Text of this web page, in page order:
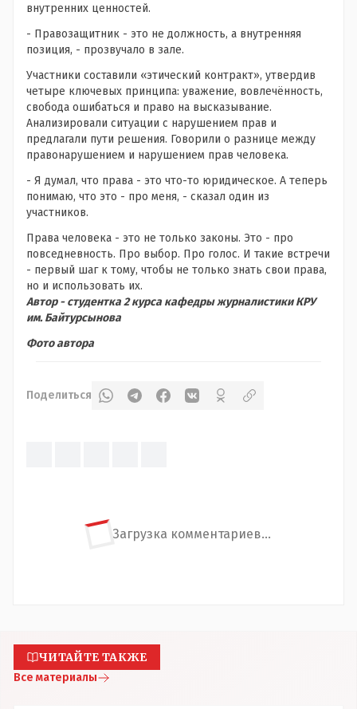
внутренних ценностей.
- Правозащитник - это не должность, а внутренняя
позиция, - прозвучало в зале.
Участники составили «этический контракт», утвердив
четыре ключевых принципа: уважение, вовлечённость,
свобода ошибаться и право на высказывание.
Анализировали ситуации с нарушением прав и
предлагали пути решения. Говорили о разнице между
правонарушением и нарушением прав человека.
- Я думал, что права - это что-то юридическое. А теперь
понимаю, что это - про меня, - сказал один из
участников.
Права человека - это не только законы. Это - про
повседневность. Про выбор. Про голос. И такие встречи
- первый шаг к тому, чтобы не только знать свои права,
но и использовать их.
Автор - студентка 2 курса кафедры журналистики КРУ
им. Байтурсынова
Фото автора
Поделиться
Загрузка комментариев...
ЧИТАЙТЕ ТАКЖЕ
Все материалы